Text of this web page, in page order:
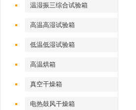
温湿振三综合试验箱
高温高湿试验箱
低温低湿试验箱
高温烘箱
真空干燥箱
电热鼓风干燥箱